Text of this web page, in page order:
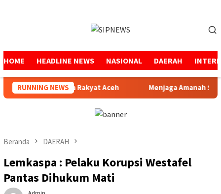
HOME HEADLINE NEWS NASIONAL DAERAH
RUNNING NEWS
Maaf Kepada Rakyat Aceh Menjaga Amanah
Beranda DAERAH
Lemkaspa : Pelaku Korupsi Westafel
Pantas Dihukum Mati